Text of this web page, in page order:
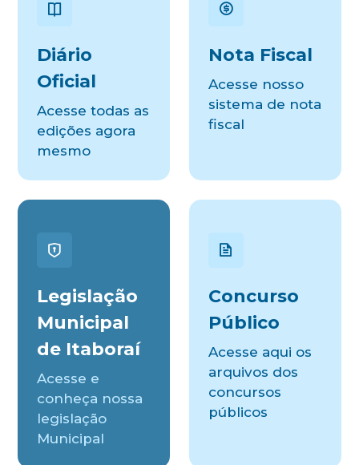
Diário
Oficial
Acesse todas as
edições agora
mesmo
Nota Fiscal
Acesse nosso
sistema de nota
fiscal
Legislação
Municipal
de Itaboraí
Acesse e
conheça nossa
legislação
Municipal
Concurso
Público
Acesse aqui os
arquivos dos
concursos
públicos